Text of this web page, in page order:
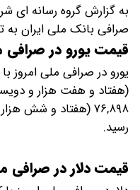
به گزارش گروه رسانه ای
صرافی بانک ملی ایران به
قیمت یورو در صرافی
(هفتاد و هفت هزار و
۷۶,۸۹۸ (هفتاد و
رسید.
قیمت دلار در صرافی